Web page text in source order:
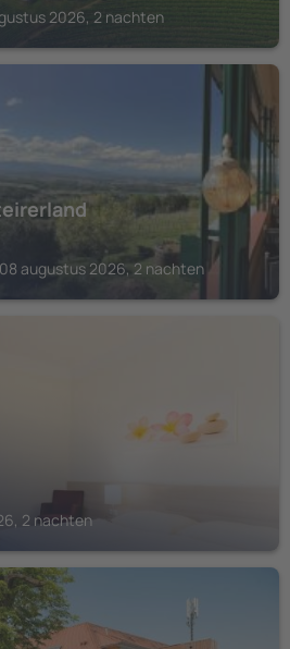
2026, 2 nachten
augustus 2026, 2 nachten
2 nachten